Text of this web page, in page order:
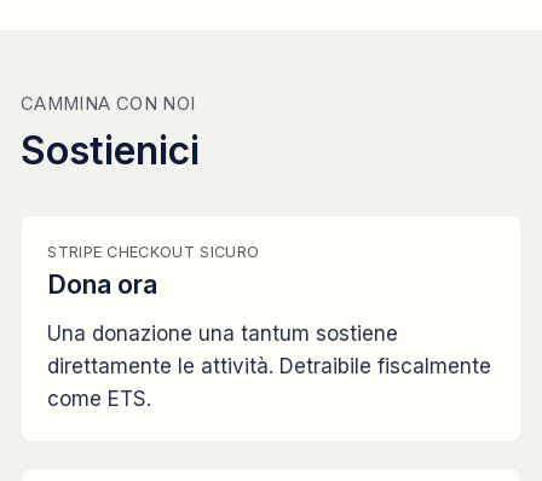
CAMMINA CON NOI
Sostienici
STRIPE CHECKOUT SICURO
Dona ora
Una donazione una tantum sostiene
direttamente le attività. Detraibile fiscalmente
come ETS.